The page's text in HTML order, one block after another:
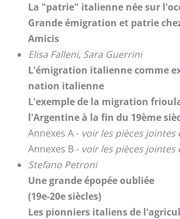
La "patrie" italienne née sur
Grande émigration et patrie
Amicis
Elisa Falleni, Sara Guerrini
L'émigration italienne comme
nation italienne
L'exemple de la migration
l'Argentine à la fin du 19ème
Annexes A - voir les pièces jointes
Annexes B - voir les pièces jointes
Stefano Petroni
Une grande épopée oubliée
(19e-20e siècles)
Les pionniers italiens de